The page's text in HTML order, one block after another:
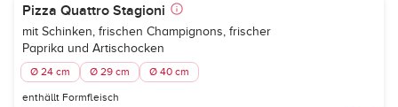
Pizza Quattro Stagioni
mit Schinken, frischen Champignons, frischer
Paprika und Artischocken
Ø 24 cm Ø 29 cm Ø 40 cm
enthällt Formfleisch